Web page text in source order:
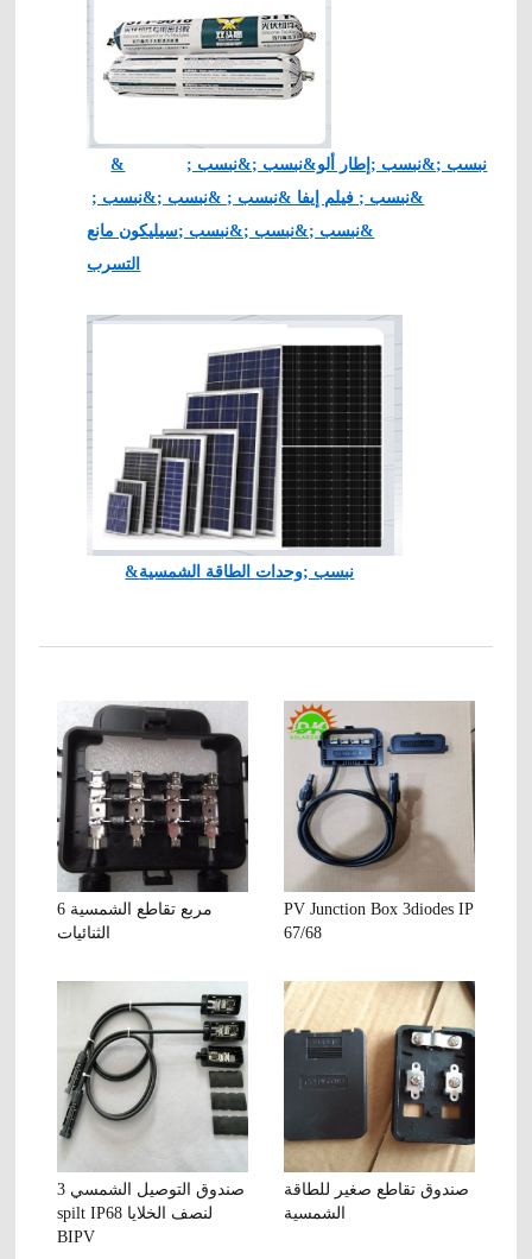
&نبسب ;&نبسب ;إطار ألو&نبسب ;&نبسب ;
&نبسب ; فيلم إيفا &نبسب ; &نبسب ;&نبسب ;
&نبسب ;&نبسب ;&نبسب ;سيليكون مانع
التسرب
&نبسب ;وحدات الطاقة الشمسية
مربع تقاطع الشمسية 6
الثنائيات
PV Junction Box 3diodes IP
67/68
صندوق التوصيل الشمسي 3
spilt IP68 لنصف الخلايا
BIPV
صندوق تقاطع صغير للطاقة
الشمسية